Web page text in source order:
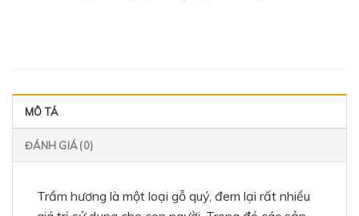
MÔ TẢ
ĐÁNH GIÁ (0)
Trầm hương là một loại gỗ quý, đem lại rất nhiều